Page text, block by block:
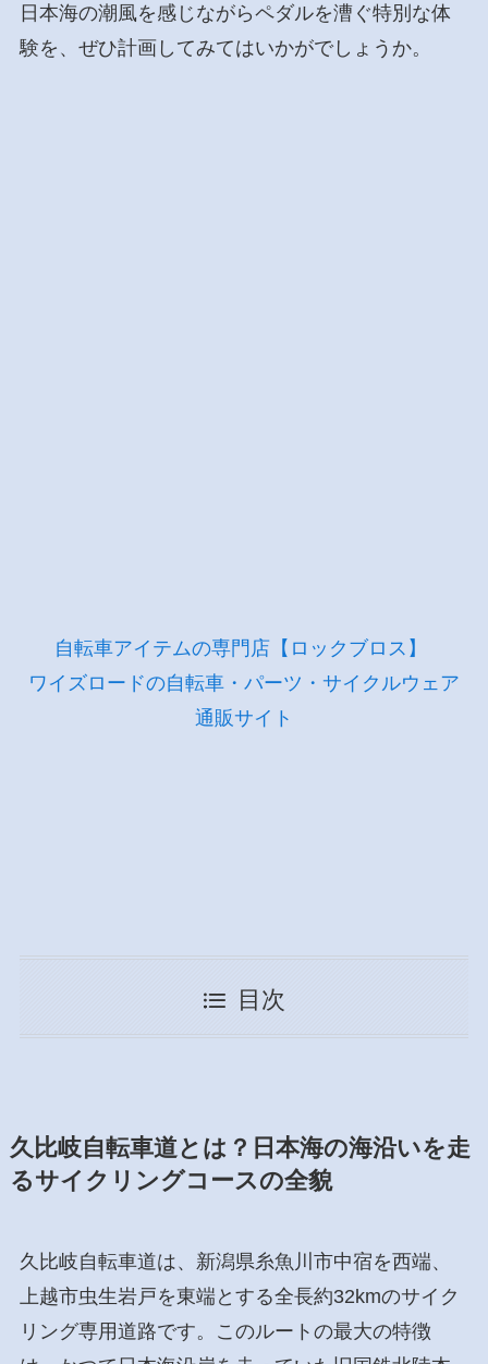
日本海の潮風を感じながらペダルを漕ぐ特別な体
験を、ぜひ計画してみてはいかがでしょうか。
自転車アイテムの専門店【ロックブロス】
ワイズロードの自転車・パーツ・サイクルウェア
通販サイト
目次
久比岐自転車道とは？日本海の海沿いを走
るサイクリングコースの全貌
久比岐自転車道は、新潟県糸魚川市中宿を西端、
上越市虫生岩戸を東端とする全長約32kmのサイク
リング専用道路です。このルートの最大の特徴